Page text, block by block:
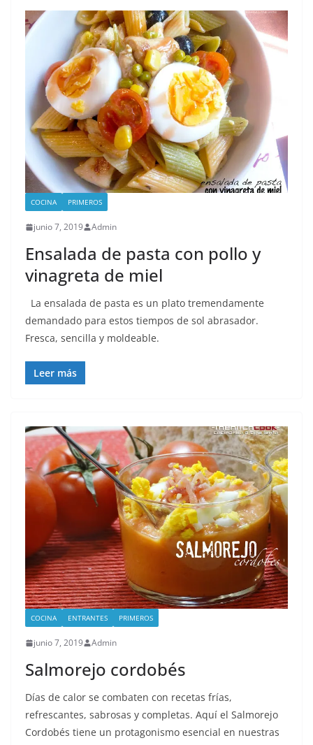
COCINA PRIMEROS
junio 7, 2019 Admin
Ensalada de pasta con pollo y
vinagreta de miel
La ensalada de pasta es un plato tremendamente
demandado para estos tiempos de sol abrasador.
Fresca, sencilla y moldeable.
Leer más
COCINA ENTRANTES PRIMEROS
junio 7, 2019 Admin
Salmorejo cordobés
Días de calor se combaten con recetas frías,
refrescantes, sabrosas y completas. Aquí el Salmorejo
Cordobés tiene un protagonismo esencial en nuestras